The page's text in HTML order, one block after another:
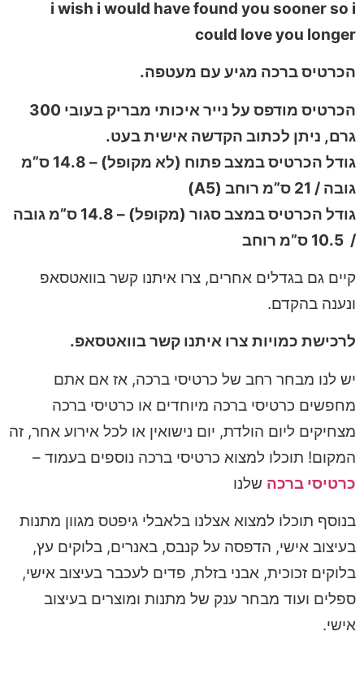
i wish i would have found you sooner so i
could love you longer
הכרטיס ברכה מגיע עם מעטפה.
הכרטיס מודפס על נייר איכותי מבריק בעובי 300
גרם, ניתן לכתוב הקדשה אישית בעט.
גודל הכרטיס במצב פתוח (לא מקופל) – 14.8 ס”מ
גובה / 21 ס”מ רוחב (A5)
גודל הכרטיס במצב סגור (מקופל) – 14.8 ס”מ גובה
/ 10.5 ס”מ רוחב
קיים גם בגדלים אחרים, צרו איתנו קשר בוואטסאפ
ונענה בהקדם.
לרכישת כמויות צרו איתנו קשר בוואטסאפ.
יש לנו מבחר רחב של כרטיסי ברכה, אז אם אתם
מחפשים כרטיסי ברכה מיוחדים או כרטיסי ברכה
מצחיקים ליום הולדת, יום נישואין או לכל אירוע אחר, זה
המקום! תוכלו למצוא כרטיסי ברכה נוספים בעמוד –
כרטיסי ברכה שלנו
בנוסף תוכלו למצוא אצלנו בלאבלי גיפטס מגוון מתנות
בעיצוב אישי, הדפסה על קנבס, באנרים, בלוקים עץ,
בלוקים זכוכית, אבני בזלת, פדים לעכבר בעיצוב אישי,
ספלים ועוד מבחר ענק של מתנות ומוצרים בעיצוב
אישי.